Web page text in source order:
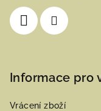
Informace pro
Vrácení zboží